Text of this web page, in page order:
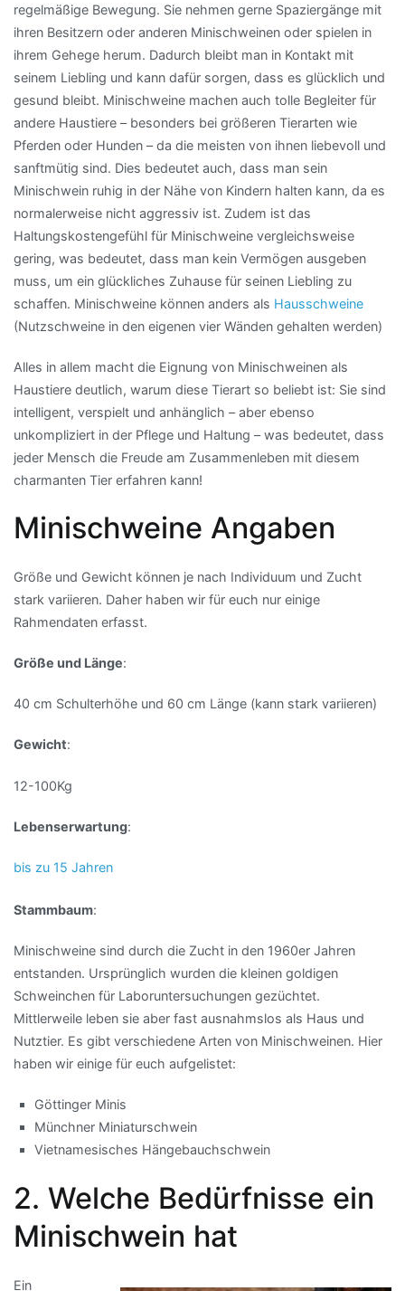
regelmäßige Bewegung. Sie nehmen gerne Spaziergänge mit
ihren Besitzern oder anderen Minischweinen oder spielen in
ihrem Gehege herum. Dadurch bleibt man in Kontakt mit
seinem Liebling und kann dafür sorgen, dass es glücklich und
gesund bleibt. Minischweine machen auch tolle Begleiter für
andere Haustiere – besonders bei größeren Tierarten wie
Pferden oder Hunden – da die meisten von ihnen liebevoll und
sanftmütig sind. Dies bedeutet auch, dass man sein
Minischwein ruhig in der Nähe von Kindern halten kann, da es
normalerweise nicht aggressiv ist. Zudem ist das
Haltungskostengefühl für Minischweine vergleichsweise
gering, was bedeutet, dass man kein Vermögen ausgeben
muss, um ein glückliches Zuhause für seinen Liebling zu
schaffen. Minischweine können anders als Hausschweine
(Nutzschweine in den eigenen vier Wänden gehalten werden)
Alles in allem macht die Eignung von Minischweinen als
Haustiere deutlich, warum diese Tierart so beliebt ist: Sie sind
intelligent, verspielt und anhänglich – aber ebenso
unkompliziert in der Pflege und Haltung – was bedeutet, dass
jeder Mensch die Freude am Zusammenleben mit diesem
charmanten Tier erfahren kann!
Minischweine Angaben
Größe und Gewicht können je nach Individuum und Zucht
stark variieren. Daher haben wir für euch nur einige
Rahmendaten erfasst.
Größe und Länge:
40 cm Schulterhöhe und 60 cm Länge (kann stark variieren)
Gewicht:
12-100Kg
Lebenserwartung:
bis zu 15 Jahren
Stammbaum:
Minischweine sind durch die Zucht in den 1960er Jahren
entstanden. Ursprünglich wurden die kleinen goldigen
Schweinchen für Laboruntersuchungen gezüchtet.
Mittlerweile leben sie aber fast ausnahmslos als Haus und
Nutztier. Es gibt verschiedene Arten von Minischweinen. Hier
haben wir einige für euch aufgelistet:
Göttinger Minis
Münchner Miniaturschwein
Vietnamesisches Hängebauchschwein
2. Welche Bedürfnisse ein
Minischwein hat
Ein